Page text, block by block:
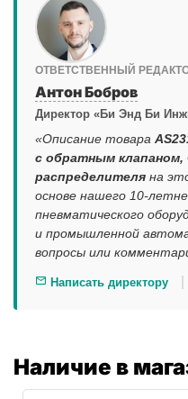
ОТВЕТСТВЕННЫЙ
Антон Бобров
Директор «Би Энд Би
«Описание товара
с обратным клапаном,
распределителя на
основе нашего 10-
пневматического
и промышленной
вопросы или
Написать директору
Наличие в